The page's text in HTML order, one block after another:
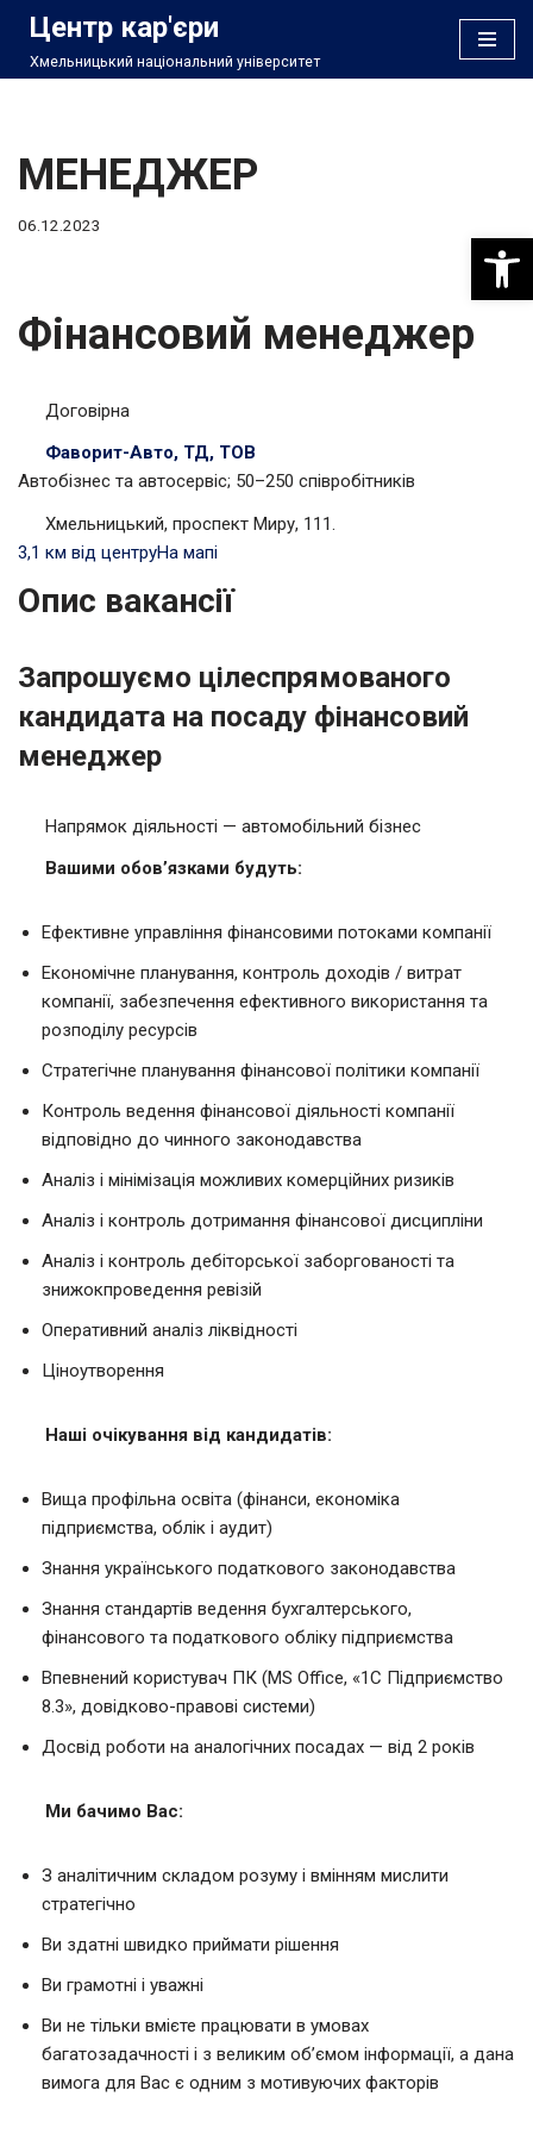
Перейти
Центр кар'єри
Хмельницький національний університет
МЕНЕДЖЕР
06.12.2023
Фінансовий менеджер
Договірна
Фаворит-Авто, ТД, ТОВ
Автобізнес та автосервіс; 50–250 співробітників
Хмельницький, проспект Миру, 111.
3,1 км від центруНа мапі
Опис вакансії
Запрошуємо цілеспрямованого
кандидата на посаду фінансовий
менеджер
Напрямок діяльності — автомобільний бізнес
Вашими обов’язками будуть:
Ефективне управління фінансовими потоками компанії
Економічне планування, контроль доходів / витрат
компанії, забезпечення ефективного використання та
розподілу ресурсів
Стратегічне планування фінансової політики компанії
Контроль ведення фінансової діяльності компанії
відповідно до чинного законодавства
Аналіз і мінімізація можливих комерційних ризиків
Аналіз і контроль дотримання фінансової дисципліни
Аналіз і контроль дебіторської заборгованості та
знижокпроведення ревізій
Оперативний аналіз ліквідності
Ціноутворення
Наші очікування від кандидатів:
Вища профільна освіта (фінанси, економіка
підприємства, облік і аудит)
Знання українського податкового законодавства
Знання стандартів ведення бухгалтерського,
фінансового та податкового обліку підприємства
Впевнений користувач ПК (MS Office, «1C Підприємство
8.3», довідково-правові системи)
Досвід роботи на аналогічних посадах — від 2 років
Ми бачимо Вас:
З аналітичним складом розуму і вмінням мислити
стратегічно
Ви здатні швидко приймати рішення
Ви грамотні і уважні
Ви не тільки вмієте працювати в умовах
багатозадачності і з великим об’ємом інформації, а дана
вимога для Вас є одним з мотивуючих факторів